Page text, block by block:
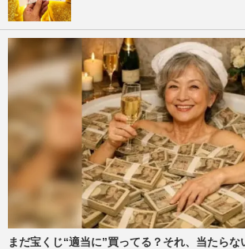
まだ宝くじ“適当に”買ってる？それ、当たらな